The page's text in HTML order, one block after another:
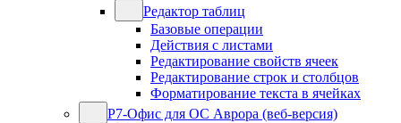
Редактор таблиц
Базовые операции
Действия с листами
Редактирование свойств ячеек
Редактирование строк и столбцов
Форматирование текста в ячейках
Р7-Офис для ОС Аврора (веб-версия)